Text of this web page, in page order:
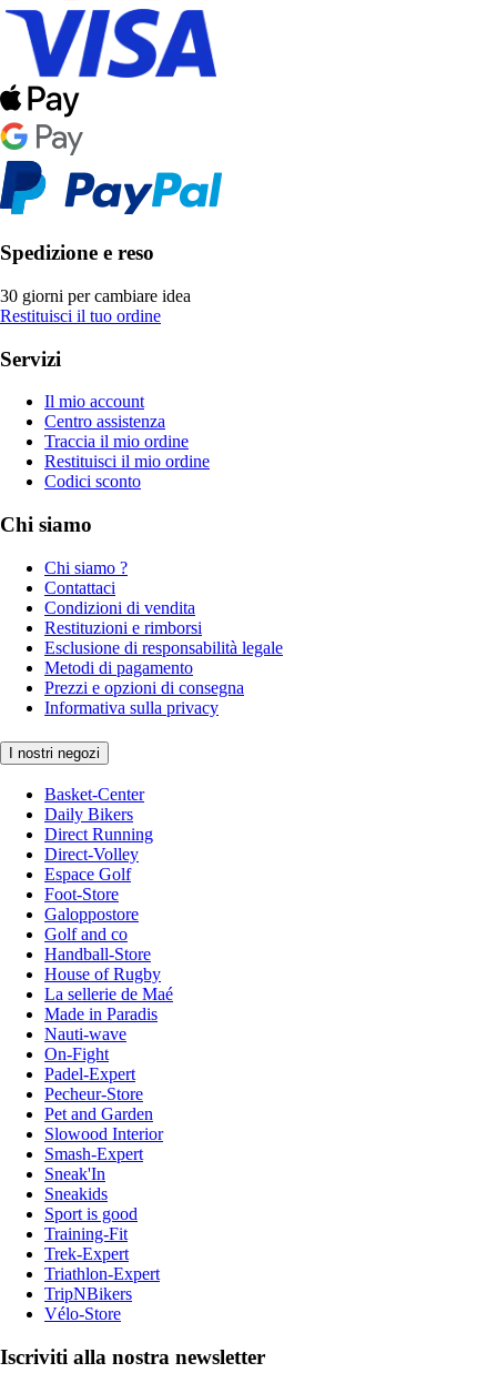
Spedizione e reso
30 giorni per cambiare idea
Restituisci il tuo ordine
Servizi
Il mio account
Centro assistenza
Traccia il mio ordine
Restituisci il mio ordine
Codici sconto
Chi siamo
Chi siamo ?
Contattaci
Condizioni di vendita
Restituzioni e rimborsi
Esclusione di responsabilità legale
Metodi di pagamento
Prezzi e opzioni di consegna
Informativa sulla privacy
I nostri negozi
Basket-Center
Daily Bikers
Direct Running
Direct-Volley
Espace Golf
Foot-Store
Galoppostore
Golf and co
Handball-Store
House of Rugby
La sellerie de Maé
Made in Paradis
Nauti-wave
On-Fight
Padel-Expert
Pecheur-Store
Pet and Garden
Slowood Interior
Smash-Expert
Sneak'In
Sneakids
Sport is good
Training-Fit
Trek-Expert
Triathlon-Expert
TripNBikers
Vélo-Store
Iscriviti alla nostra newsletter